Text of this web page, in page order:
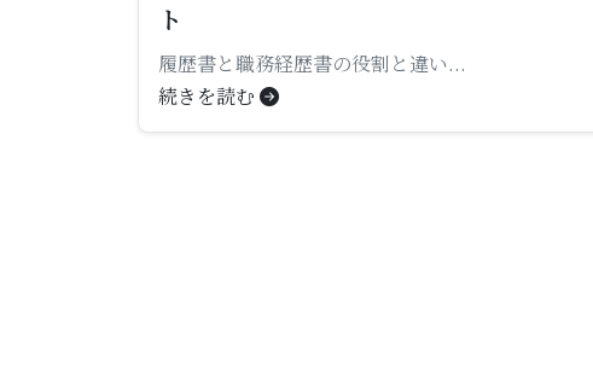
ト
履歴書と職務経歴書の役割と違い...
続きを読む